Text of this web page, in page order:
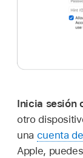
Inicia sesión
otro
una cuenta
Apple,